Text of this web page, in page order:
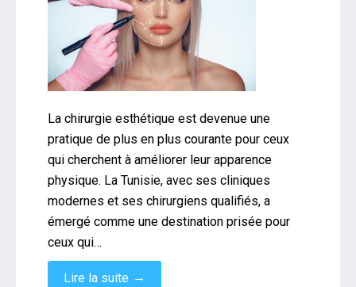
La chirurgie esthétique est devenue une
pratique de plus en plus courante pour ceux
qui cherchent à améliorer leur apparence
physique. La Tunisie, avec ses cliniques
modernes et ses chirurgiens qualifiés, a
émergé comme une destination prisée pour
ceux qui…
Lire la suite →